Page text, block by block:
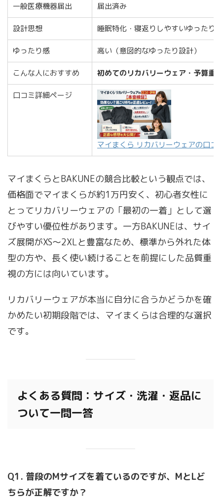
一般医療機器届出 届出済み
設計思想 睡眠特化・寝返りしやすいゆったり
ゆったり感 高い（意図的なゆったり設計）
こんな人におすすめ 初めてのリカバリーウェア・予算重
口コミ詳細ページ
マイまくら リカバリーウェアの口
マイまくらとBAKUNEの競合比較という観点では、
価格面でマイまくらが約1万円安く、初心者女性に
とってリカバリーウェアの「最初の一着」として選
びやすい優位性があります。一方BAKUNEは、サイ
ズ展開がXS〜2XLと豊富なため、標準から外れた体
型の方や、長く使い続けることを前提にした品質重
視の方には向いています。
リカバリーウェアが本当に自分に合うかどうかを確
かめたい初期段階では、マイまくらは合理的な選択
です。
よくある質問：サイズ・洗濯・返品に
ついて一問一答
Q1. 普段のMサイズを着ているのですが、MとLど
ちらが正解ですか？